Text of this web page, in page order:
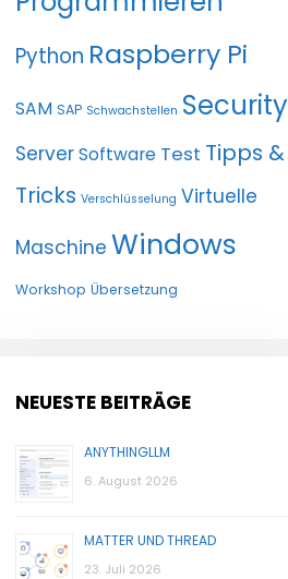
Python Raspberry Pi
SAM SAP Schwachstellen Security
ServerSoftware Test Tipps &
Tricks Verschlüsselung Virtuelle
Maschine Windows
Workshop Übersetzung
NEUESTE BEITRÄGE
ANYTHINGLLM
6. August 2026
MATTER UND THREAD
23. Juli 2026